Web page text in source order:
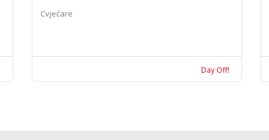
Cvjećare
Day Off!